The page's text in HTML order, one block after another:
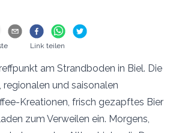
Link teilen
am Strandboden in Biel. Die
und saisonalen
Kreationen, frisch gezapftes Bier
zum Verweilen ein. Morgens,